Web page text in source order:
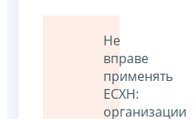
Не
вправе
применять
ЕСХН:
организации